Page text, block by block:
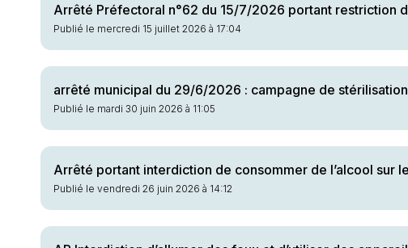
Arrêté Préfectoral n°62 du 15/7/2026 portant restriction
Publié le mercredi 15 juillet 2026 à 17:04
arrêté municipal du 29/6/2026 : campagne de
Publié le mardi 30 juin 2026 à 11:05
Arrêté portant interdiction de consommer de l’alcool sur
Publié le vendredi 26 juin 2026 à 14:12